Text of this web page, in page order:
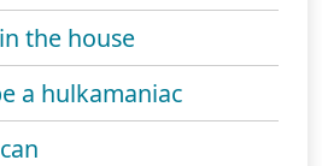
the house
a hulkamaniac